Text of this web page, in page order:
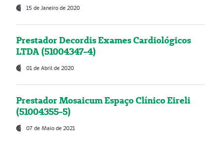
15 de Janeiro de 2020
Prestador Decordis Exames Cardiológicos
LTDA (51004347-4)
01 de Abril de 2020
Prestador Mosaicum Espaço Clínico Eireli
(51004355-5)
07 de Maio de 2021